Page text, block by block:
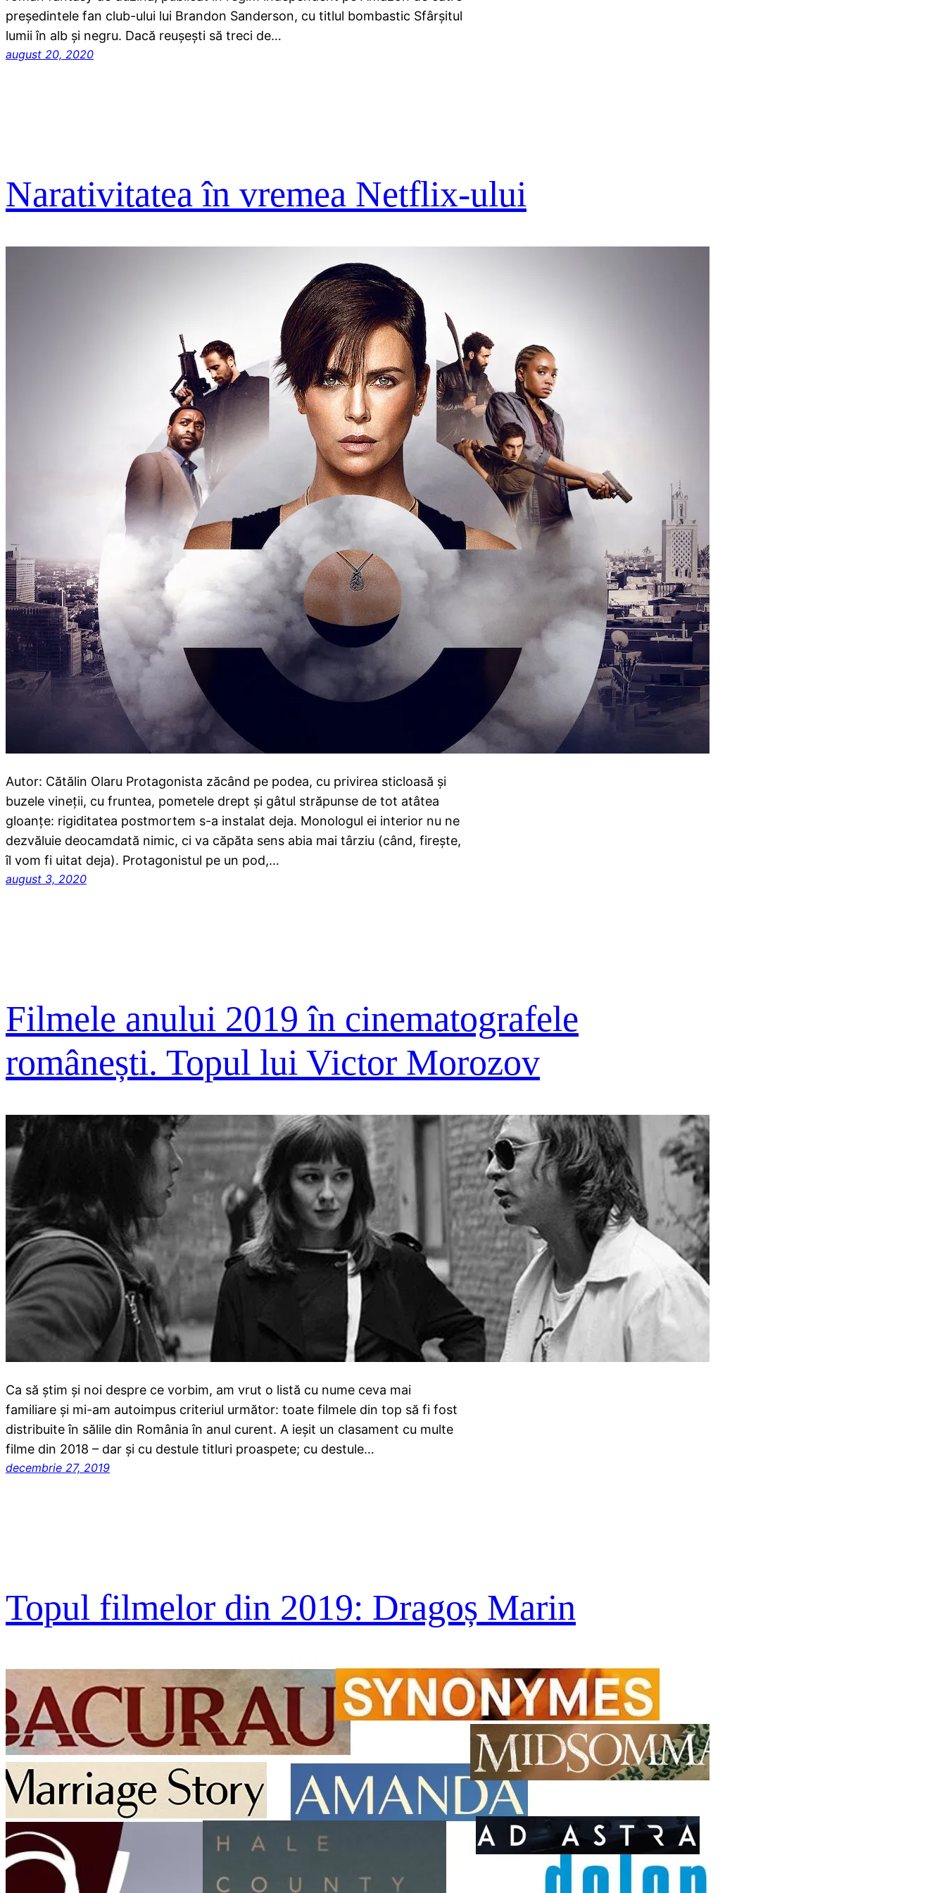
președintele fan club-ului lui Brandon Sanderson, cu titlul bombastic Sfârșitul
lumii în alb și negru. Dacă reușești să treci de…
august 20, 2020
Narativitatea în vremea Netflix-ului
Autor: Cătălin Olaru Protagonista zăcând pe podea, cu privirea sticloasă și
buzele vineții, cu fruntea, pometele drept și gâtul străpunse de tot atâtea
gloanțe: rigiditatea postmortem s-a instalat deja. Monologul ei interior nu ne
dezvăluie deocamdată nimic, ci va căpăta sens abia mai târziu (când, firește,
îl vom fi uitat deja). Protagonistul pe un pod,…
august 3, 2020
Filmele anului 2019 în cinematografele
românești. Topul lui Victor Morozov
Ca să știm și noi despre ce vorbim, am vrut o listă cu nume ceva mai
familiare și mi-am autoimpus criteriul următor: toate filmele din top să fi fost
distribuite în sălile din România în anul curent. A ieșit un clasament cu multe
filme din 2018 – dar și cu destule titluri proaspete; cu destule…
decembrie 27, 2019
Topul filmelor din 2019: Dragoș Marin